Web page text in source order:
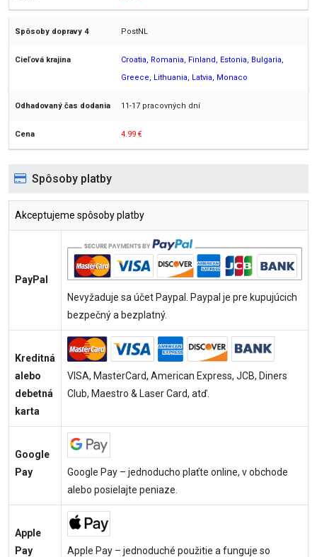
PostNL
Croatia, Romania, Finland, Estonia, Bulgaria,
Greece, Lithuania, Latvia, Monaco
11-17 pracovných dní
4.99 €
Spôsoby platby
Akceptujeme spôsoby platby
PayPal
Nevyžaduje sa účet Paypal. Paypal je pre kupujúcich
bezpečný a bezplatný.
Kreditná
alebo
debetná
karta
VISA, MasterCard, American Express, JCB, Diners
Club, Maestro & Laser Card, atď.
Google
Pay
Google Pay – jednoducho plaťte online, v obchode
alebo posielajte peniaze.
Apple
Pay
Apple Pay – jednoduché použitie a funguje so